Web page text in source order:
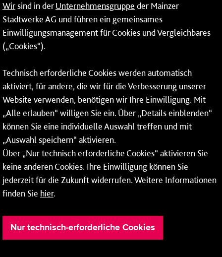
24-Stunden-Telefon*
06131 – 12 77 77
Fax: 06131 – 12 66 66
* Montags bis freitags bis 7 und ab 18 Uhr sowie an
Wochenenden und Feiertagen ganztags werden Ihre
Anrufe je nach Themenauswahl an ein Callcenter des
RMV oder von nextbike weitergeleitet. Dort erhalten Sie
ausschließlich Auskünfte zum Fahrplan bzw. zu
meinRad.
Wirsind in derUnternehmensgruppe der Mainzer
Stadtwerke AG und führen ein gemeinsames
Einwilligungsmanagement für Cookies und Vergleichbares
(„Cookies“).
Technisch erforderliche Cookies werden automatisch
aktiviert, für andere, die wir für die Verbesserung unserer
Website verwenden, benötigen wir Ihre Einwilligung. Mit
„Alle erlauben“ willigen Sie ein. Über „Details einblenden“
können Sie eine individuelle Auswahl treffen und mit
„Auswahl speichern“ aktivieren.
Über „Nur technisch erforderliche Cookies“ aktivieren Sie
keine anderen Cookies. Ihre Einwilligung können Sie
jederzeit für die Zukunft widerrufen. Weitere Informationen
finden Sie hier.
Nur technisch-erforderliche Cookies